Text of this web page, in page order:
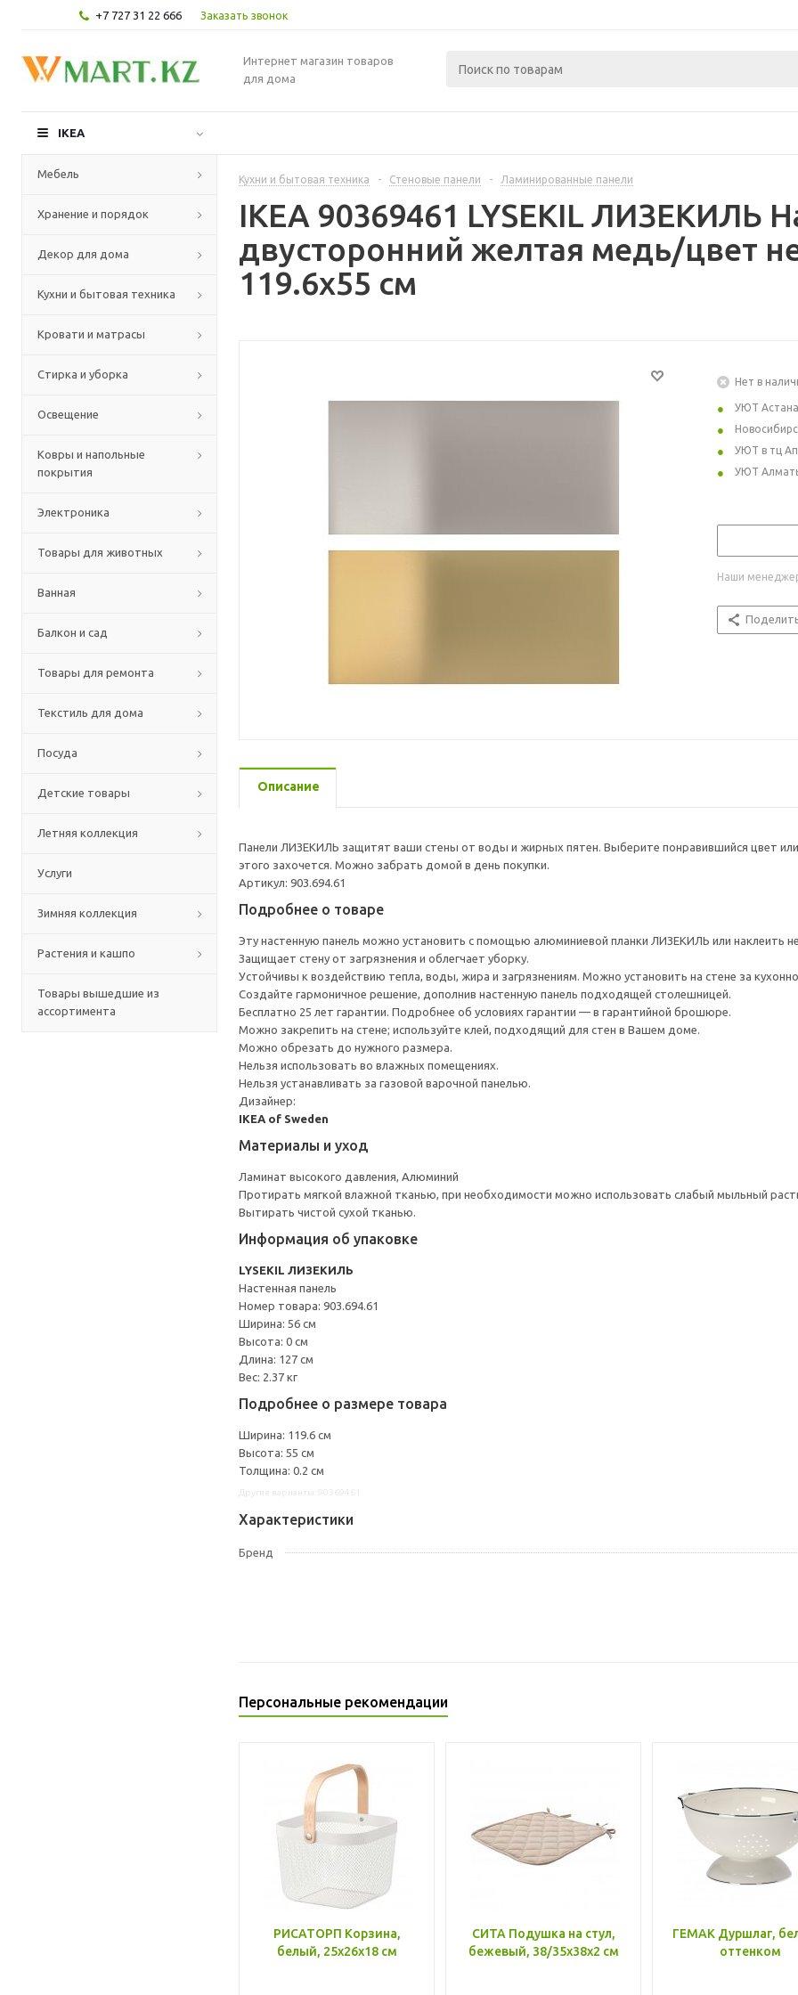
+7 727 31 22 666 Заказать звонок
Интернет магазин товаров
для дома
IKEA
Мебель
Хранение и порядок
Декор для дома
Кухни и бытовая техника
Кровати и матрасы
Стирка и уборка
Освещение
Ковры и напольные
покрытия
Электроника
Товары для животных
Ванная
Балкон и сад
Товары для ремонта
Текстиль для дома
Посуда
Детские товары
Летняя коллекция
Услуги
Зимняя коллекция
Растения и кашпо
Товары вышедшие из
ассортимента
Кухни и бытовая техника - Стеновые панели - Ламинированные панели
IKEA 90369461 LYSEKIL ЛИЗЕКИЛЬ
двусторонний желтая медь/цвет
119.6x55 см
Нет в
УЮТ Астана
УЮТ в тц
УЮТ
Наши
Описание
Панели ЛИЗЕКИЛЬ защитят ваши стены от воды и жирных пятен. Выберите понравившийся цвет
этого захочется. Можно забрать домой в день покупки.
Артикул: 903.694.61
Подробнее о товаре
Эту настенную панель можно установить с помощью алюминиевой планки ЛИЗЕКИЛЬ или наклеить
Защищает стену от загрязнения и облегчает уборку.
Устойчивы к воздействию тепла, воды, жира и загрязнениям. Можно установить на стене за
Создайте гармоничное решение, дополнив настенную панель подходящей столешницей.
Бесплатно 25 лет гарантии. Подробнее об условиях гарантии — в гарантийной брошюре.
Можно закрепить на стене; используйте клей, подходящий для стен в Вашем доме.
Можно обрезать до нужного размера.
Нельзя использовать во влажных помещениях.
Нельзя устанавливать за газовой варочной панелью.
Дизайнер:
IKEA of Sweden
Материалы и уход
Ламинат высокого давления, Алюминий
Протирать мягкой влажной тканью, при необходимости можно использовать слабый мыльный
Вытирать чистой сухой тканью.
Информация об упаковке
LYSEKIL ЛИЗЕКИЛЬ
Настенная панель
Номер товара: 903.694.61
Ширина: 56 см
Высота: 0 см
Длина: 127 см
Вес: 2.37 кг
Подробнее о размере товара
Ширина: 119.6 см
Высота: 55 см
Толщина: 0.2 см
Характеристики
Бренд
Персональные рекомендации
РИСАТОРП Корзина,
белый, 25x26x18 см
СИТА Подушка на стул,
бежевый, 38/35x38x2 см
ГЕМАК Дуршлаг,
оттенком